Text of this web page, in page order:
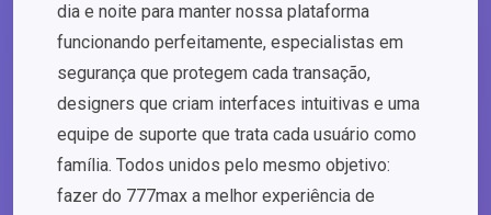
dia e noite para manter nossa plataforma
funcionando perfeitamente, especialistas em
segurança que protegem cada transação,
designers que criam interfaces intuitivas e uma
equipe de suporte que trata cada usuário como
família. Todos unidos pelo mesmo objetivo:
fazer do 777max a melhor experiência de